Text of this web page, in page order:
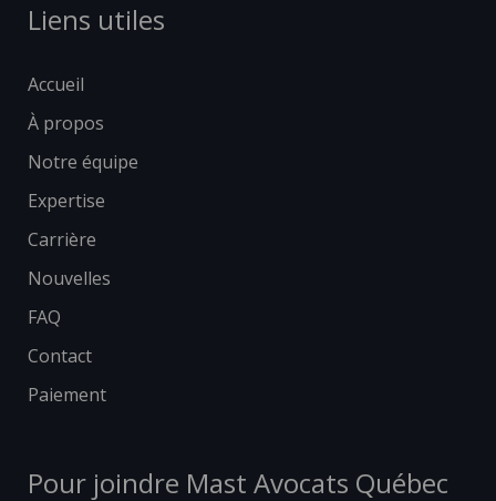
Liens utiles
Accueil
À propos
Notre équipe
Expertise
Carrière
Nouvelles
FAQ
Contact
Paiement
Pour joindre Mast Avocats Québec